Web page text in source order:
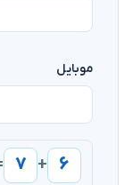
موبایل
۶ + ۷